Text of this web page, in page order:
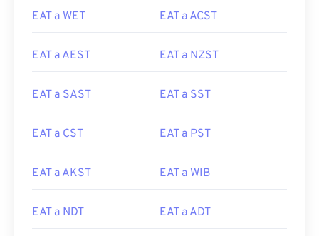
EAT a WET EAT a ACST
EAT a AEST EAT a NZST
EAT a SAST EAT a SST
EAT a CST EAT a PST
EAT a AKST EAT a WIB
EAT a NDT EAT a ADT